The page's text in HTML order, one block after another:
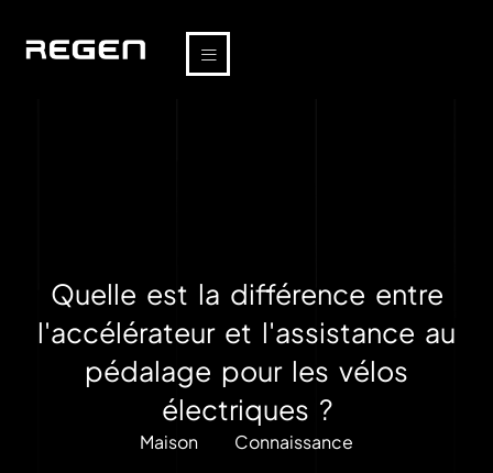
Quelle est la différence entre
l'accélérateur et l'assistance au
pédalage pour les vélos
électriques ?
Maison Connaissance